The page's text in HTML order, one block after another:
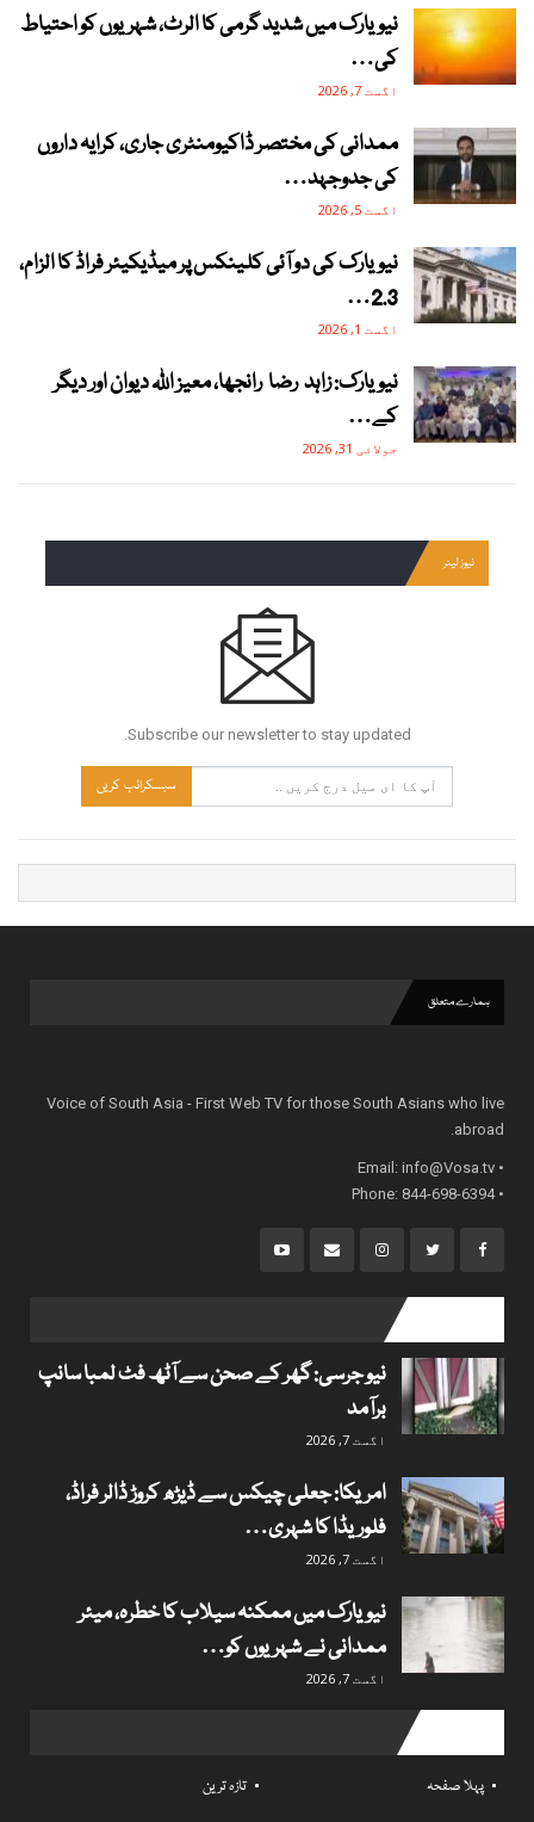
نیویارک میں شدید گرمی کا الرٹ، شہریوں کو احتیاط
کی…
اگست 7, 2026
ممدانی کی مختصر ڈاکیومنٹری جاری، کرایہ داروں
کی جدوجہد…
اگست 5, 2026
نیویارک کی دو آئی کلینکس پر میڈیکیئر فراڈ کا الزام،
2.3…
اگست 1, 2026
نیویارک: زاہد رضا رانجھا، معیز اللہ دیوان اور دیگر
کے…
جولائی 31, 2026
نیوز لیٹر
Subscribe our newsletter to stay updated.
سبسکرائب کریں
ہمارے متعلق
Voice of South Asia - First Web TV for those South Asians who live
abroad.
• Email:
info@Vosa.tv
• Phone: 844-698-6394
نیو جرسی: گھر کے صحن سے آٹھ فٹ لمبا سانپ
برآمد
اگست 7, 2026
امریکا: جعلی چیکس سے ڈیڑھ کروڑ ڈالر فراڈ،
فلوریڈا کا شہری…
اگست 7, 2026
نیویارک میں ممکنہ سیلاب کا خطرہ، میئر
ممدانی نے شہریوں کو…
اگست 7, 2026
پہلا صفحہ
تازہ ترین